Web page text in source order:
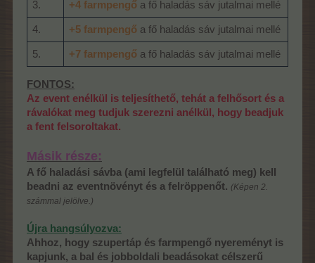
3. +4farmpengő a fő haladás sáv jutalmai mellé
4. +5farmpengő a fő haladás sáv jutalmai mellé
5. +7farmpengő a fő haladás sáv jutalmai mellé
FONTOS:
Az event enélkül is teljesíthető, tehát a felhősort és a
rávalókat meg tudjuk szerezni anélkül, hogy beadjuk
a fent felsoroltakat.
Másik része:
A fő haladási sávba (ami legfelül található meg) kell
beadni az eventnövényt és a felröppenőt. (Képen 2.
számmal jelölve.)
Újra hangsúlyozva:
Ahhoz, hogy szupertáp és farmpengő nyereményt is
kapjunk, a bal és jobboldali beadásokat célszerű